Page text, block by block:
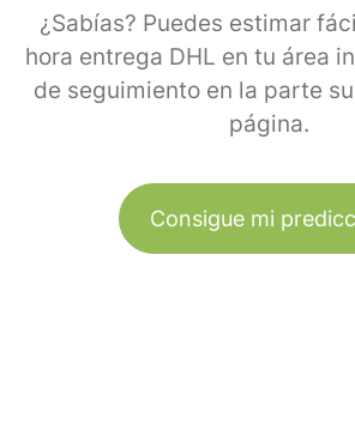
¿Sabías? Puedes estimar
hora entrega DHL en tu área
de seguimiento en la parte
página.
Consigue mi